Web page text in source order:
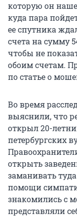
которую он
куда пара
ее спутника
счета на сумму
чтобы не
обоим счетам.
по статье о
Во время
выяснили, что
открыл 20-
петербургских
открыть
заманивать
помощи
знакомились с
представляли